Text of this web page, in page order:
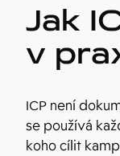
Jak
v
ICP není
se používá
koho cílit